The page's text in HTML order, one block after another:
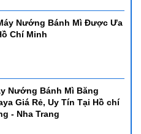
Nướng Bánh Mì Được Ưa
Chí Minh
Nướng Bánh Mì Băng
Giá Rẻ, Uy Tín Tại Hồ chí
- Nha Trang